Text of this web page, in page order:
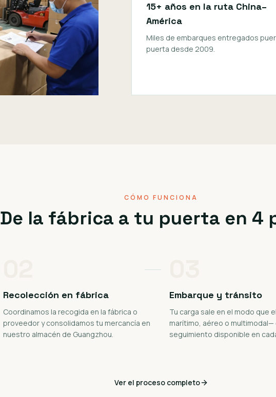
15+ años en la ruta China–
América
Miles de embarques entregados
puerta desde 2009.
CÓMO FUNCIONA
De la fábrica a tu puerta en 4
Recolección en fábrica
Coordinamos la recogida en la fábrica o
proveedor y consolidamos tu mercancía en
nuestro almacén de Guangzhou.
Embarque y tránsito
Tu carga sale en el modo que
marítimo, aéreo o multimodal—
seguimiento disponible en
Ver el proceso completo